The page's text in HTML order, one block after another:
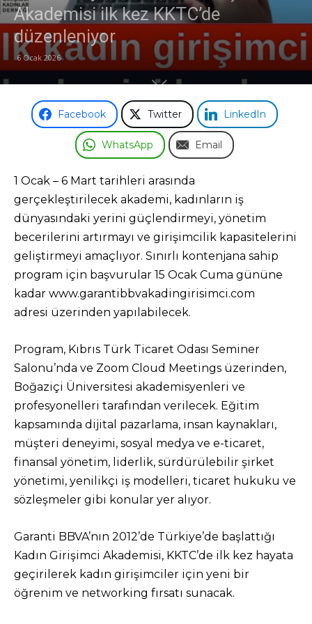
Odası
Akademisi ilk kez KKTC’de
düzenleniyor
6 Ocak 2026
Facebook Twitter LinkedIn
WhatsApp Email
1 Ocak – 6 Mart tarihleri arasında
gerçekleştirilecek akademi, kadınların iş
dünyasındaki yerini güçlendirmeyi, yönetim
becerilerini artırmayı ve girişimcilik kapasitelerini
geliştirmeyi amaçlıyor. Sınırlı kontenjana sahip
program için başvurular 15 Ocak Cuma gününe
kadar www.garantibbvakadingirisimci.com
adresi üzerinden yapılabilecek.
Program, Kıbrıs Türk Ticaret Odası Seminer
Salonu’nda ve Zoom Cloud Meetings üzerinden,
Boğaziçi Üniversitesi akademisyenleri ve
profesyonelleri tarafından verilecek. Eğitim
kapsamında dijital pazarlama, insan kaynakları,
müşteri deneyimi, sosyal medya ve e-ticaret,
finansal yönetim, liderlik, sürdürülebilir şirket
yönetimi, yenilikçi iş modelleri, ticaret hukuku ve
sözleşmeler gibi konular yer alıyor.
Garanti BBVA’nın 2012’de Türkiye’de başlattığı
Kadın Girişimci Akademisi, KKTC’de ilk kez hayata
geçirilerek kadın girişimciler için yeni bir
öğrenim ve networking fırsatı sunacak.